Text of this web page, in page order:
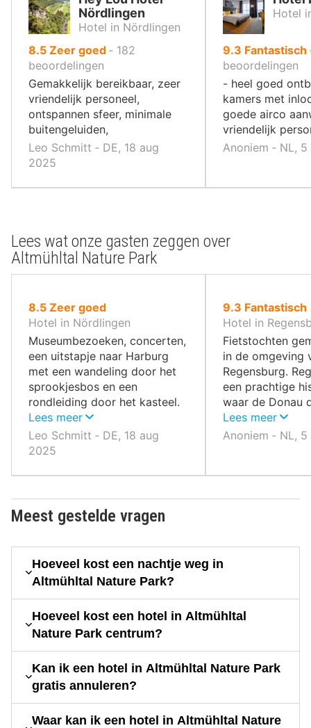
Nördlingen
Hotel in Nördlingen
8.5uit
10
,
Zeer goed ‐ 182
beoordelingen
Gemakkelijk bereikbaar, zeer
vriendelijk personeel,
ontspannen sfeer, minimale
buitengeluiden,
Leo Schmitt ‐ DE, 18 aug
2025
Hotel
9.3 uit
10
,
Fantastisch
beoordelingen
- heel goed
kamers met
goede airco
vriendelijk
Anoniem ‐ NL,
Lees wat onze gasten zeggen over
Altmühltal Nature Park
8.5uit
10
,
Zeer goed
Hotel in Nördlingen
Museumbezoeken, concerten,
een uitstapje naar Harburg
met een wandeling door het
sprookjesbos en een
rondleiding door het kasteel.
Oettingen is erg interessant,
verdeeld in twee delen: barok
aan de linkerkant en vakwerk
vanaf het kasteel; het is een
plekken om te stoppen voor
een hapje en een drankje en
Lees meer
Leo Schmitt ‐ DE, 18 aug
2025
9.3 uit
10
,
Fantastisch
Hotel in
Fietstochten
in de omgeving
Regensburg.
een prachtige
waar de Donau
stroomt Verder
buurt van
Lees meer
Anoniem ‐ NL,
Meest gestelde vragen
Hoeveel kost een nachtje weg in
Altmühltal Nature Park?
Hoeveel kost een hotel in Altmühltal
Nature Park centrum?
Kan ik een hotel in Altmühltal Nature Park
gratis annuleren?
Waar kan ik een hotel in Altmühltal Nature